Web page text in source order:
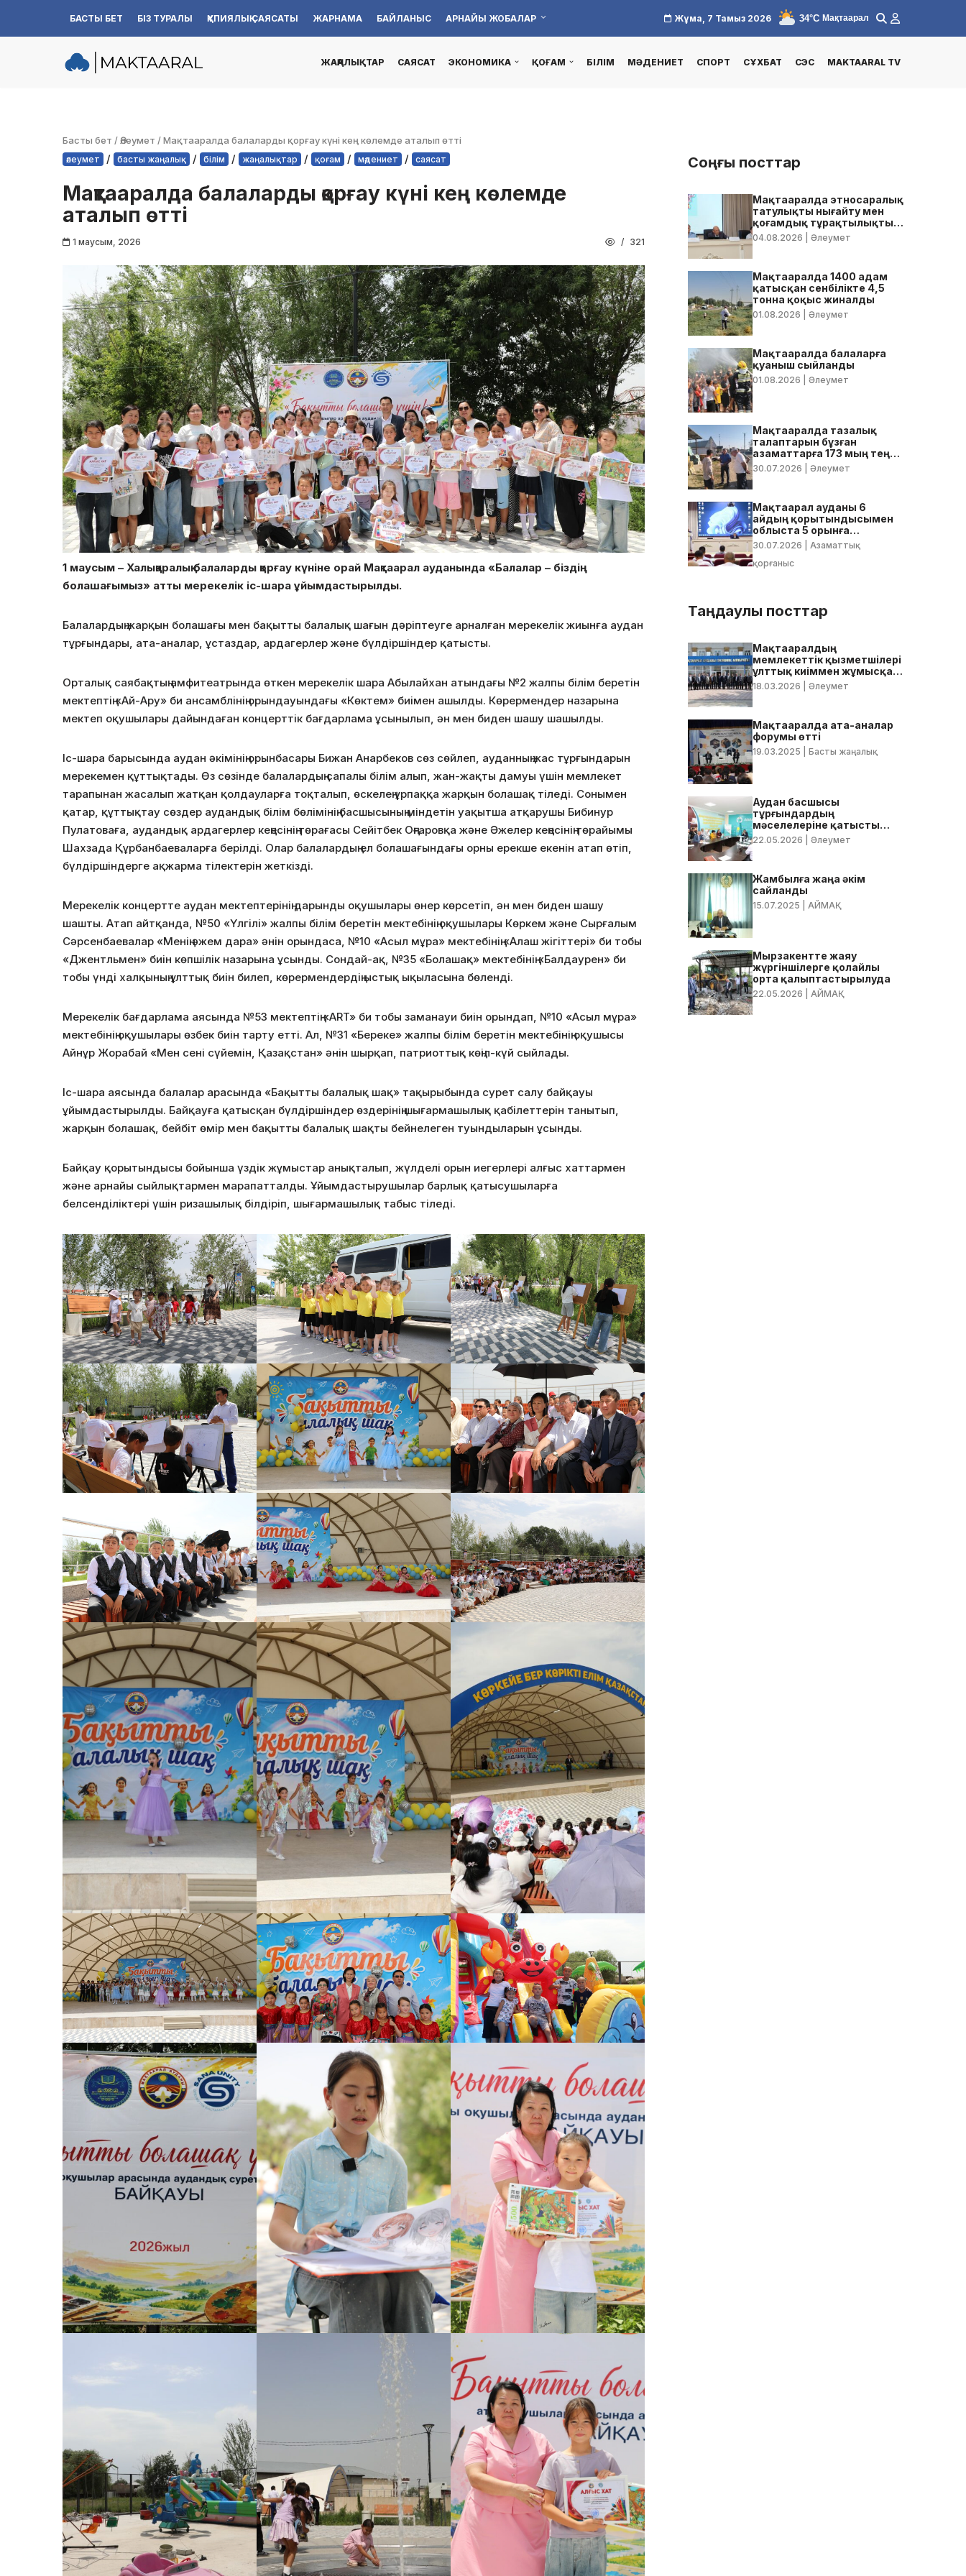
Skip
БАСТЫ БЕТ БІЗ ТУРАЛЫ ҚҰПИЯЛЫҚ САЯСАТЫ ЖАРНАМА БАЙЛАНЫС АРНАЙЫ ЖОБАЛАР Жұма, 7 Тамыз 2026 34°C Мақтаарал
ЖАҢАЛЫҚТАР САЯСАТ ЭКОНОМИКА ҚОҒАМ БІЛІМ МӘДЕНИЕТ СПОРТ СҰХБАТ СЭС MAKTAARAL TV
Басты бет /Әлеумет /Мақтааралда балаларды қорғау күні кең көлемде аталып өтті
әлеумет / басты жаңалық / білім / жаңалықтар / қоғам / мәдениет / саясат
Мақтааралда балаларды қорғау күні кең көлемде
аталып өтті
1 маусым, 2026 321
1 маусым – Халықаралық балаларды қорғау күніне орай Мақтаарал ауданында «Балалар – біздің
болашағымыз» атты мерекелік іс-шара ұйымдастырылды.
Балалардың жарқын болашағы мен бақытты балалық шағын дәріптеуге арналған мерекелік жиынға аудан
тұрғындары, ата-аналар, ұстаздар, ардагерлер және бүлдіршіндер қатысты.
Орталық саябақтың амфитеатрында өткен мерекелік шара Абылайхан атындағы №2 жалпы білім беретін
мектептің «Ай-Ару» би ансамблінің орындауындағы «Көктем» биімен ашылды. Көрермендер назарына
мектеп оқушылары дайындаған концерттік бағдарлама ұсынылып, ән мен биден шашу шашылды.
Іс-шара барысында аудан әкімінің орынбасары Бижан Анарбеков сөз сөйлеп, ауданның жас тұрғындарын
мерекемен құттықтады. Өз сөзінде балалардың сапалы білім алып, жан-жақты дамуы үшін мемлекет
тарапынан жасалып жатқан қолдауларға тоқталып, өскелең ұрпаққа жарқын болашақ тіледі. Сонымен
қатар, құттықтау сөздер аудандық білім бөлімінің басшысының міндетін уақытша атқарушы Бибинур
Пулатоваға, аудандық ардагерлер кеңесінің төрағасы Сейітбек Оңғаровқа және Әжелер кеңесінің төрайымы
Шахзада Құрбанбаеваларға берілді. Олар балалардың ел болашағындағы орны ерекше екенін атап өтіп,
бүлдіршіндерге ақжарма тілектерін жеткізді.
Мерекелік концертте аудан мектептерінің дарынды оқушылары өнер көрсетіп, ән мен биден шашу
шашты. Атап айтқанда, №50 «Үлгілі» жалпы білім беретін мектебінің оқушылары Көркем және Сырғалым
Сәрсенбаевалар «Менің әжем дара» әнін орындаса, №10 «Асыл мұра» мектебінің «Алаш жігіттері» би тобы
«Джентльмен» биін көпшілік назарына ұсынды. Сондай-ақ, №35 «Болашақ» мектебінің «Балдаурен» би
тобы үнді халқының ұлттық биін билеп, көрермендердің ыстық ықыласына бөленді.
Мерекелік бағдарлама аясында №53 мектептің «ART» би тобы заманауи биін орындап, №10 «Асыл мұра»
мектебінің оқушылары өзбек биін тарту етті. Ал, №31 «Береке» жалпы білім беретін мектебінің оқушысы
Айнұр Жорабай «Мен сені сүйемін, Қазақстан» әнін шырқап, патриоттық көңіл-күй сыйлады.
Іс-шара аясында балалар арасында «Бақытты балалық шақ» тақырыбында сурет салу байқауы
ұйымдастырылды. Байқауға қатысқан бүлдіршіндер өздерінің шығармашылық қабілеттерін танытып,
жарқын болашақ, бейбіт өмір мен бақытты балалық шақты бейнелеген туындыларын ұсынды.
Байқау қорытындысы бойынша үздік жұмыстар анықталып, жүлделі орын иегерлері алғыс хаттармен
және арнайы сыйлықтармен марапатталды. Ұйымдастырушылар барлық қатысушыларға
белсенділіктері үшін ризашылық білдіріп, шығармашылық табыс тіледі.
Соңғы посттар
Мақтааралда этносаралық
татулықты нығайту мен
қоғамдық тұрақтылықты
қамтамасыз ету бойынша
жедел кеңес өтті
04.08.2026 | Әлеумет
Мақтааралда 1400 адам
қатысқан сенбілікте 4,5
тонна қоқыс жиналды
01.08.2026 | Әлеумет
Мақтааралда балаларға
қуаныш сыйланды
01.08.2026 | Әлеумет
Мақтааралда тазалық
талаптарын бұзған
азаматтарға 173 мың теңге
көлемінде айыппұл
30.07.2026 | Әлеумет
Мақтаарал ауданы 6
айдың қорытындысымен
облыста 5 орынға
тұрақтады
30.07.2026 | Азаматтық
қорғаныс
Таңдаулы посттар
Мақтааралдың
мемлекеттік қызметшілері
ұлттық киіммен жұмысқа
келді
18.03.2026 | Әлеумет
Мақтааралда ата-аналар
форумы өтті
19.03.2025 | Басты жаңалық
Аудан басшысы
тұрғындардың
мәселелеріне қатысты
нақты тапсырмалар берді
22.05.2026 | Әлеумет
Жамбылға жаңа әкім
сайланды
15.07.2025 | АЙМАҚ
Мырзакентте жаяу
жүргіншілерге қолайлы
орта қалыптастырылуда
22.05.2026 | АЙМАҚ